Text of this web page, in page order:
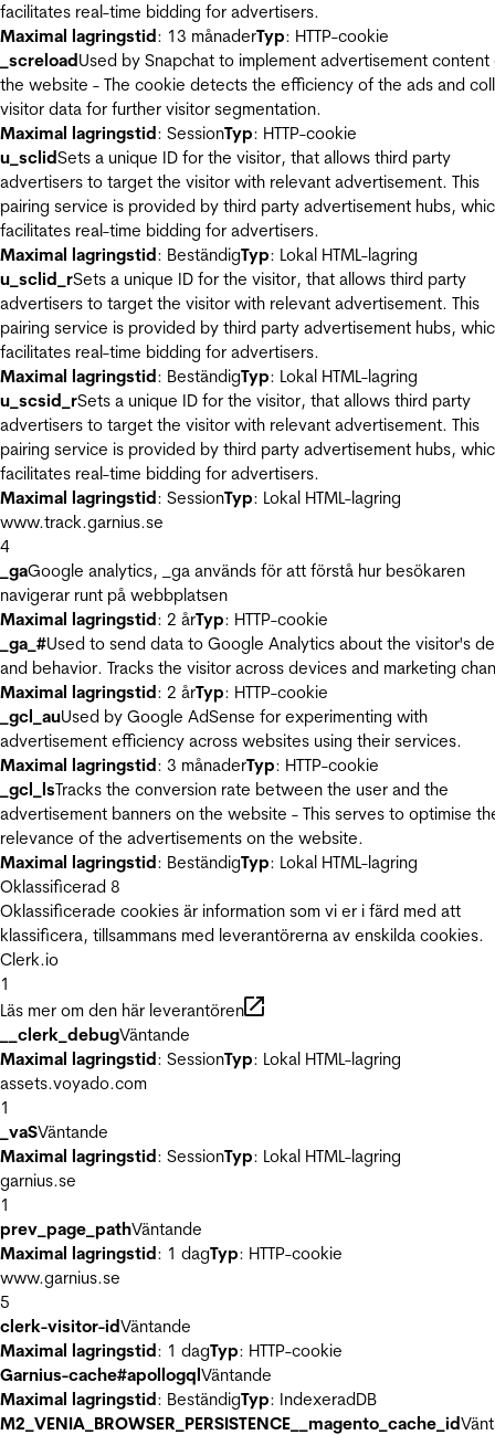
facilitates real-time bidding for advertisers.
Maximal lagringstid: 13 månaderTyp: HTTP-cookie
_screloadUsed by Snapchat to implement advertisement content
the website - The cookie detects the efficiency of the ads and
visitor data for further visitor segmentation.
Maximal lagringstid: SessionTyp: HTTP-cookie
u_sclidSets a unique ID for the visitor, that allows third party
advertisers to target the visitor with relevant advertisement. This
pairing service is provided by third party advertisement hubs,
facilitates real-time bidding for advertisers.
Maximal lagringstid: BeständigTyp: Lokal HTML-lagring
u_sclid_rSets a unique ID for the visitor, that allows third party
advertisers to target the visitor with relevant advertisement. This
pairing service is provided by third party advertisement hubs,
facilitates real-time bidding for advertisers.
Maximal lagringstid: BeständigTyp: Lokal HTML-lagring
u_scsid_rSets a unique ID for the visitor, that allows third party
advertisers to target the visitor with relevant advertisement. This
pairing service is provided by third party advertisement hubs,
facilitates real-time bidding for advertisers.
Maximal lagringstid: SessionTyp: Lokal HTML-lagring
www.track.garnius.se
4
_gaGoogle analytics, _ga används för att förstå hur besökaren
navigerar runt på webbplatsen
Maximal lagringstid: 2 årTyp: HTTP-cookie
_ga_#Used to send data to Google Analytics about the visitor's
and behavior. Tracks the visitor across devices and marketing
Maximal lagringstid: 2 årTyp: HTTP-cookie
_gcl_auUsed by Google AdSense for experimenting with
advertisement efficiency across websites using their services.
Maximal lagringstid: 3 månaderTyp: HTTP-cookie
_gcl_lsTracks the conversion rate between the user and the
advertisement banners on the website - This serves to optimise
relevance of the advertisements on the website.
Maximal lagringstid: BeständigTyp: Lokal HTML-lagring
Oklassificerad 8
Oklassificerade cookies är information som vi er i färd med att
klassificera, tillsammans med leverantörerna av enskilda cookies.
Clerk.io
1
Läs mer om den här leverantören
__clerk_debugVäntande
Maximal lagringstid: SessionTyp: Lokal HTML-lagring
assets.voyado.com
1
_vaSVäntande
Maximal lagringstid: SessionTyp: Lokal HTML-lagring
garnius.se
1
prev_page_pathVäntande
Maximal lagringstid: 1 dagTyp: HTTP-cookie
www.garnius.se
5
clerk-visitor-idVäntande
Maximal lagringstid: 1 dagTyp: HTTP-cookie
Garnius-cache#apollogqlVäntande
Maximal lagringstid: BeständigTyp: IndexeradDB
M2_VENIA_BROWSER_PERSISTENCE__magento_cache_id